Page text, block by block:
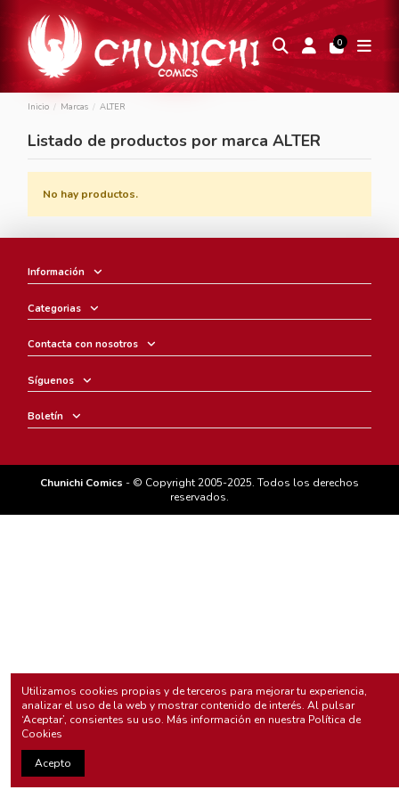
0
Inicio Marcas ALTER
Listado de productos por marca ALTER
No hay productos.
Información
Categorias
Contacta con nosotros
Síguenos
Boletín
Chunichi Comics - © Copyright 2005-2025. Todos los derechos
reservados.
Utilizamos cookies propias y de terceros para mejorar tu experiencia,
analizar el uso de la web y mostrar contenido de interés. Al pulsar
‘Aceptar’, consientes su uso. Más información en nuestra Política de
Cookies
Acepto